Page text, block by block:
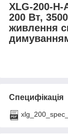
XLG-200-H-
200 Вт,
живлення
Специфікація